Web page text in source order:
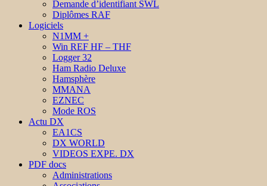
Demande d’identifiant SWL
Diplômes RAF
Logiciels
N1MM +
Win REF HF – THF
Logger 32
Ham Radio Deluxe
Hamsphère
MMANA
EZNEC
Mode ROS
Actu DX
EA1CS
DX WORLD
VIDEOS EXPE. DX
PDF docs
Administrations